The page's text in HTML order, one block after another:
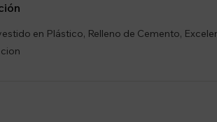
en Plástico, Relleno de Cemento,